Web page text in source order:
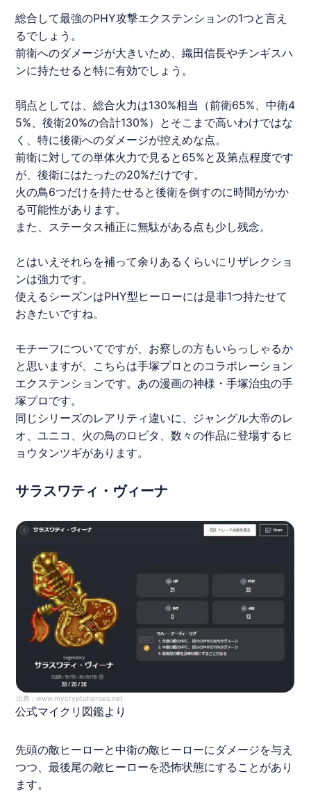
総合して最強のPHY攻撃エクステンションの1つと言え
るでしょう。
前衛へのダメージが大きいため、織田信長やチンギスハ
ンに持たせると特に有効でしょう。
弱点としては、総合火力は130%相当（前衛65%、中衛4
5%、後衛20%の合計130%）とそこまで高いわけではな
く、特に後衛へのダメージが控えめな点。
前衛に対しての単体火力で見ると65%と及第点程度です
が、後衛にはたったの20%だけです。
火の鳥6つだけを持たせると後衛を倒すのに時間がかか
る可能性があります。
また、ステータス補正に無駄がある点も少し残念。
とはいえそれらを補って余りあるくらいにリザレクショ
ンは強力です。
使えるシーズンはPHY型ヒーローには是非1つ持たせて
おきたいですね。
モチーフについてですが、お察しの方もいらっしゃるか
と思いますが、こちらは手塚プロとのコラボレーション
エクステンションです。あの漫画の神様・手塚治虫の手
塚プロです。
同じシリーズのレアリティ違いに、ジャングル大帝のレ
オ、ユニコ、火の鳥のロビタ、数々の作品に登場するヒ
ョウタンツギがあります。
サラスワティ・ヴィーナ
出典 :www.mycryptoheroes.net
公式マイクリ図鑑より
先頭の敵ヒーローと中衛の敵ヒーローにダメージを与え
つつ、最後尾の敵ヒーローを恐怖状態にすることがあり
ます。